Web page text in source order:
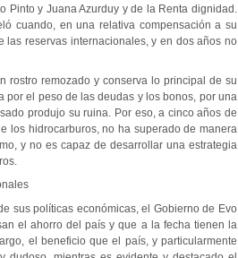
y Juana Azurduy y de la Renta dignidad.
cuando, en una relativa compensación a su
reservas internacionales, y en dos años no
rostro remozado y conserva lo principal de su
por el peso de las deudas y los bonos, por una
produjo su ruina. Por eso, a cinco años de
los hidrocarburos, no ha superado de manera
y no es capaz de desarrollar una estrategia
sus políticas económicas, el Gobierno de Evo
el ahorro del país y que a la fecha tienen la
el beneficio que el país, y particularmente